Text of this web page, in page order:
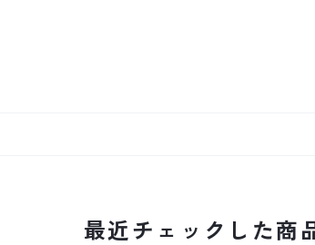
最近チェックした商